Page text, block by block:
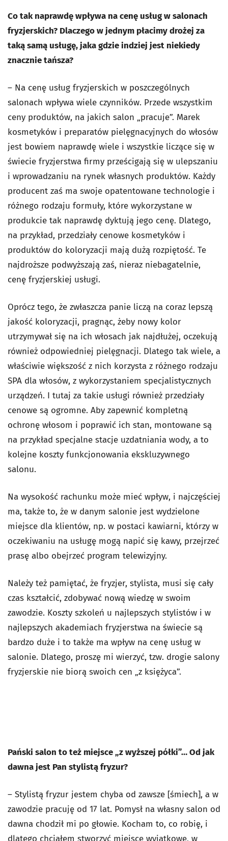
Co tak naprawdę wpływa na cenę usług w salonach
fryzjerskich? Dlaczego w jednym płacimy drożej za
taką samą usługę, jaka gdzie indziej jest niekiedy
znacznie tańsza?
– Na cenę usług fryzjerskich w poszczególnych
salonach wpływa wiele czynników. Przede wszystkim
ceny produktów, na jakich salon „pracuje”. Marek
kosmetyków i preparatów pielęgnacyjnych do włosów
jest bowiem naprawdę wiele i wszystkie liczące się w
świecie fryzjerstwa firmy prześcigają się w ulepszaniu
i wprowadzaniu na rynek własnych produktów. Każdy
producent zaś ma swoje opatentowane technologie i
różnego rodzaju formuły, które wykorzystane w
produkcie tak naprawdę dyktują jego cenę. Dlatego,
na przykład, przedziały cenowe kosmetyków i
produktów do koloryzacji mają dużą rozpiętość. Te
najdroższe podwyższają zaś, nieraz niebagatelnie,
cenę fryzjerskiej usługi.
Oprócz tego, że zwłaszcza panie liczą na coraz lepszą
jakość koloryzacji, pragnąc, żeby nowy kolor
utrzymywał się na ich włosach jak najdłużej, oczekują
również odpowiedniej pielęgnacji. Dlatego tak wiele, a
właściwie większość z nich korzysta z różnego rodzaju
SPA dla włosów, z wykorzystaniem specjalistycznych
urządzeń. I tutaj za takie usługi również przedziały
cenowe są ogromne. Aby zapewnić kompletną
ochronę włosom i poprawić ich stan, montowane są
na przykład specjalne stacje uzdatniania wody, a to
kolejne koszty funkcjonowania ekskluzywnego
salonu.
Na wysokość rachunku może mieć wpływ, i najczęściej
ma, także to, że w danym salonie jest wydzielone
miejsce dla klientów, np. w postaci kawiarni, którzy w
oczekiwaniu na usługę mogą napić się kawy, przejrzeć
prasę albo obejrzeć program telewizyjny.
Należy też pamiętać, że fryzjer, stylista, musi się cały
czas kształcić, zdobywać nową wiedzę w swoim
zawodzie. Koszty szkoleń u najlepszych stylistów i w
najlepszych akademiach fryzjerstwa na świecie są
bardzo duże i to także ma wpływ na cenę usług w
salonie. Dlatego, proszę mi wierzyć, tzw. drogie salony
fryzjerskie nie biorą swoich cen „z księżyca”.
Pański salon to też miejsce „z wyższej półki”… Od jak
dawna jest Pan stylistą fryzur?
– Stylistą fryzur jestem chyba od zawsze [śmiech], a w
zawodzie pracuję od 17 lat. Pomysł na własny salon od
dawna chodził mi po głowie. Kocham to, co robię, i
dlatego chciałem stworzyć miejsce wyjątkowe, w